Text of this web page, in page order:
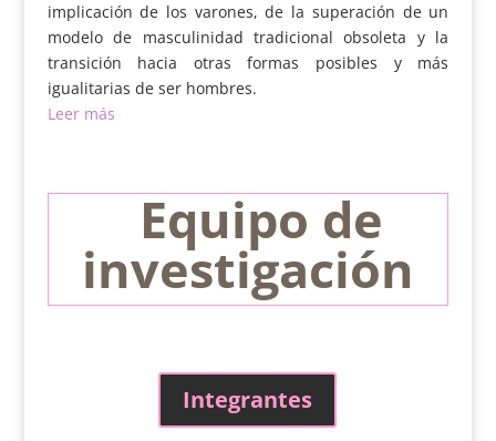
implicación de los varones, de la superación de un
modelo de masculinidad tradicional obsoleta y la
transición hacia otras formas posibles y más
igualitarias de ser hombres.
Leer más
Equipo de
investigación
Integrantes